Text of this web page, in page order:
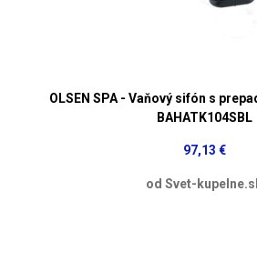
OLSEN SPA - Vaňový sifón s
BAHATK104SBL
97,13 €
od Svet-